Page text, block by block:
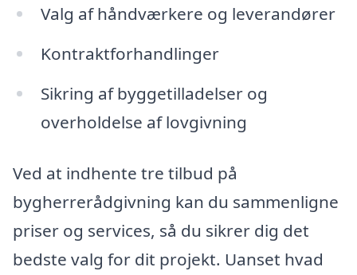
Valg af håndværkere og leverandører
Kontraktforhandlinger
Sikring af byggetilladelser og
overholdelse af lovgivning
Ved at indhente tre tilbud på
bygherrerådgivning kan du sammenligne
priser og services, så du sikrer dig det
bedste valg for dit projekt. Uanset hvad